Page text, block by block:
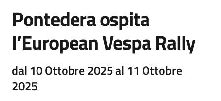
Pontedera ospita
l’European Vespa Rally
dal 10 Ottobre 2025 al 11 Ottobre
2025